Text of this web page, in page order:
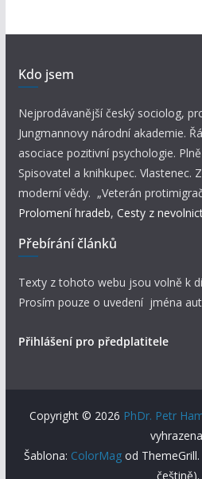
Kdo jsem
Nejprodávanější český sociolog,
Jungmannovy národní akademie.
asociace pozitivní psychologie.
Spisovatel a knihkupec. Vlastenec.
moderní vědy. „Veterán
Prolomení hradeb, Cesty z
Přebírání článků
Texty z tohoto webu jsou volně k
Prosím pouze o uvedení jména
Přihlášení pro předplatitele
Copyright © 2026 PhDr. Petr
Šablona: ColorMag od
češtině).